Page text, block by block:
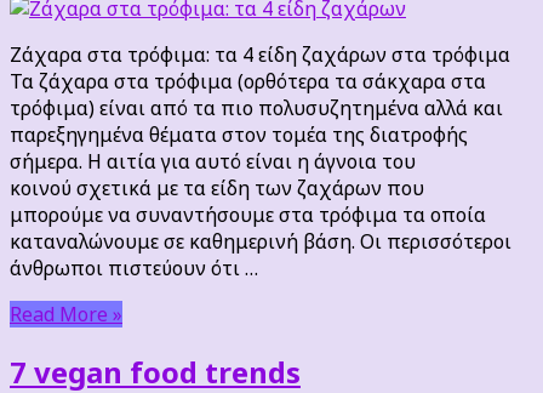
στα
τρόφιμα:
τα
4
είδη
ζαχάρων
Ζάχαρα στα τρόφιμα: τα 4 είδη ζαχάρων στα τρόφιμα
Τα ζάχαρα στα τρόφιμα (ορθότερα τα σάκχαρα στα
τρόφιμα) είναι από τα πιο πολυσυζητημένα αλλά και
παρεξηγημένα θέματα στον τομέα της διατροφής
σήμερα. Η αιτία για αυτό είναι η άγνοια του
κοινού σχετικά με τα είδη των ζαχάρων που
μπορούμε να συναντήσουμε στα τρόφιμα τα οποία
καταναλώνουμε σε καθημερινή βάση. Οι περισσότεροι
άνθρωποι πιστεύουν ότι …
Read More »
7 vegan food trends